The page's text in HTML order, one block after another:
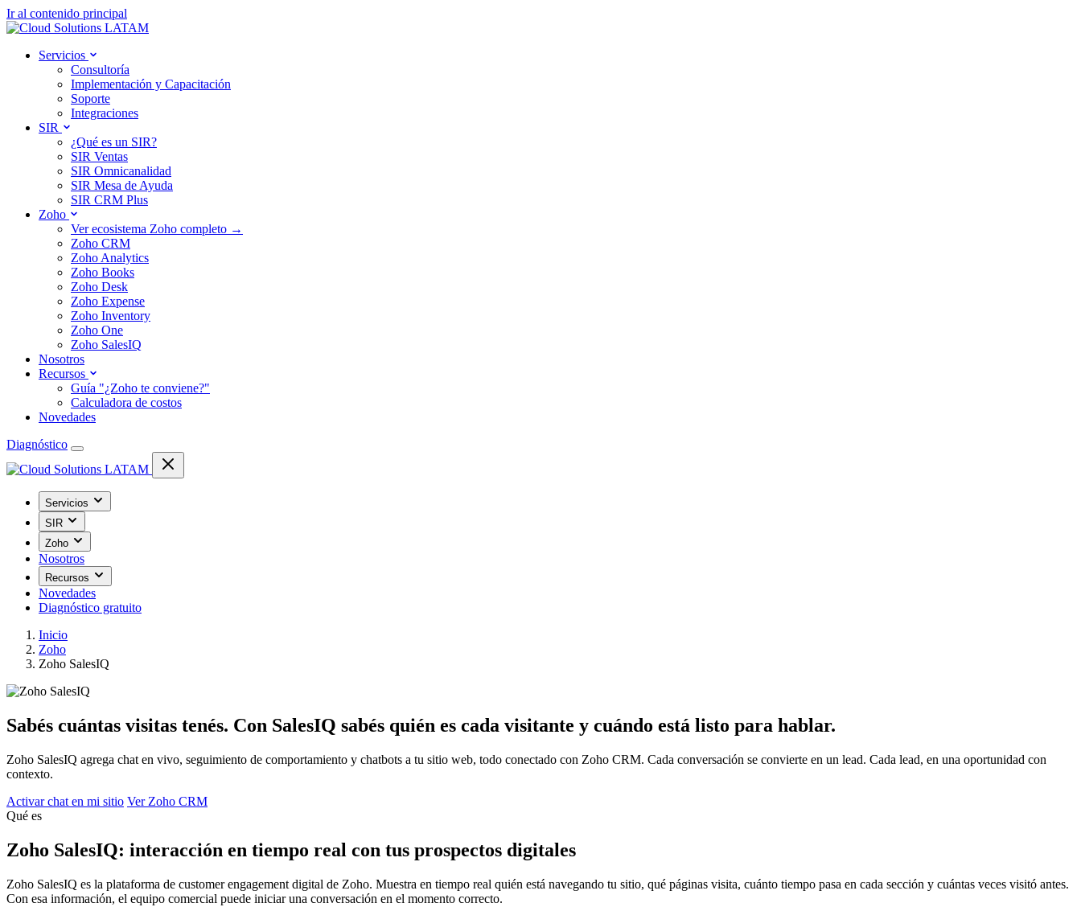
Ir al contenido principal
Servicios
Consultoría
Implementación y Capacitación
Soporte
Integraciones
SIR
¿Qué es un SIR?
SIR Ventas
SIR Omnicanalidad
SIR Mesa de Ayuda
SIR CRM Plus
Zoho
Ver ecosistema Zoho completo →
Zoho CRM
Zoho Analytics
Zoho Books
Zoho Desk
Zoho Expense
Zoho Inventory
Zoho One
Zoho SalesIQ
Nosotros
Recursos
Guía "¿Zoho te conviene?"
Calculadora de costos
Novedades
Diagnóstico
Servicios
SIR
Zoho
Nosotros
Recursos
Novedades
Diagnóstico gratuito
Inicio
Zoho
Zoho SalesIQ
Sabés cuántas visitas tenés. Con SalesIQ sabés quién es cada visitante y cuándo está listo para hablar.
Zoho SalesIQ agrega chat en vivo, seguimiento de comportamiento y chatbots a tu sitio web, todo conectado con Zoho CRM. Cada conversación se convierte en un lead. Cada lead, en una oportunidad con
contexto.
Activar chat en mi sitio Ver Zoho CRM
Qué es
Zoho SalesIQ: interacción en tiempo real con tus prospectos digitales
Zoho SalesIQ es la plataforma de customer engagement digital de Zoho. Muestra en tiempo real quién está navegando tu sitio, qué páginas visita, cuánto tiempo pasa en cada sección y cuántas veces visitó antes.
Con esa información, el equipo comercial puede iniciar una conversación en el momento correcto.